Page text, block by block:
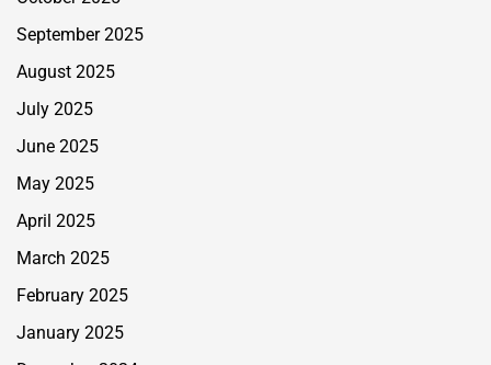
September 2025
August 2025
July 2025
June 2025
May 2025
April 2025
March 2025
February 2025
January 2025